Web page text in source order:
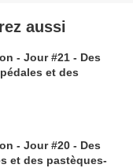
aussi
- Jour #21 - Des
et des
- Jour #20 - Des
et des pastèques-